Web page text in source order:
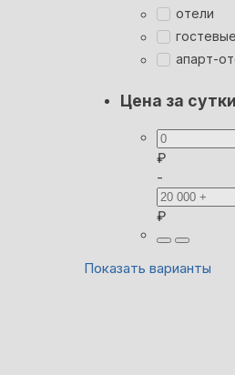
отели
апарт-
Цена за сутки
₽
-
₽
Показать варианты